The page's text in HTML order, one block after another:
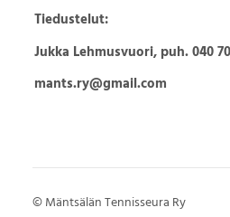
Tiedustelut:
Jukka Lehmusvuori, puh. 040
mants.ry@gmail.com
©Mäntsälän Tennisseura Ry